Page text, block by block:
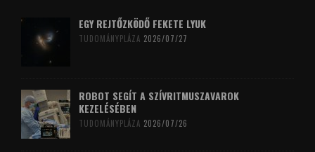
EGY REJTŐZKÖDŐ FEKETE LYUK
TUDOMÁNYPLÁZA 2026/07/27
ROBOT SEGÍT A SZÍVRITMUSZAVAROK
KEZELÉSÉBEN
TUDOMÁNYPLÁZA 2026/07/26